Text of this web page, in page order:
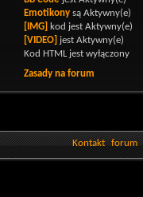
Emotikony sąAktywny(e)
[IMG] kod jestAktywny(e)
[VIDEO] jestAktywny(e)
Kod HTML jestwyłączony
Zasady na forum
Kontakt forum